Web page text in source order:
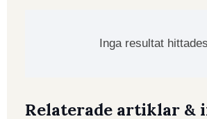
Inga resultat
Relaterade artiklar &